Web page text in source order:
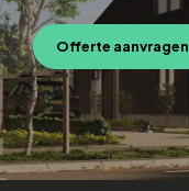
Offerte aanvragen